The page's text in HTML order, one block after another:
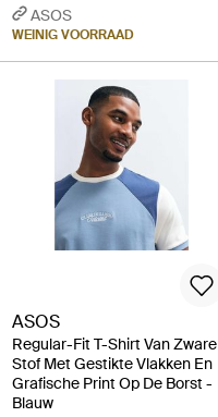
ASOS
WEINIG VOORRAAD
ASOS
Regular-Fit T-Shirt Van Zware
Stof Met Gestikte Vlakken En
Grafische Print Op De Borst -
Blauw